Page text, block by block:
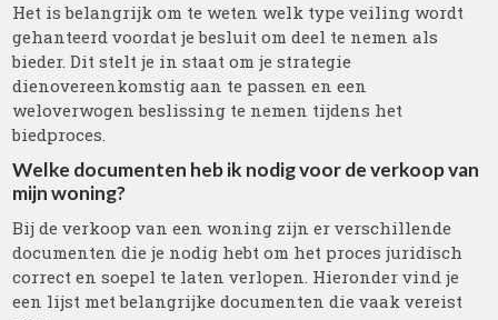
Het is belangrijk om te weten welk type veiling wordt
gehanteerd voordat je besluit om deel te nemen als
bieder. Dit stelt je in staat om je strategie
dienovereenkomstig aan te passen en een
weloverwogen beslissing te nemen tijdens het
biedproces.
Welke documenten heb ik nodig voor de verkoop van
mijn woning?
Bij de verkoop van een woning zijn er verschillende
documenten die je nodig hebt om het proces juridisch
correct en soepel te laten verlopen. Hieronder vind je
een lijst met belangrijke documenten die vaak vereist